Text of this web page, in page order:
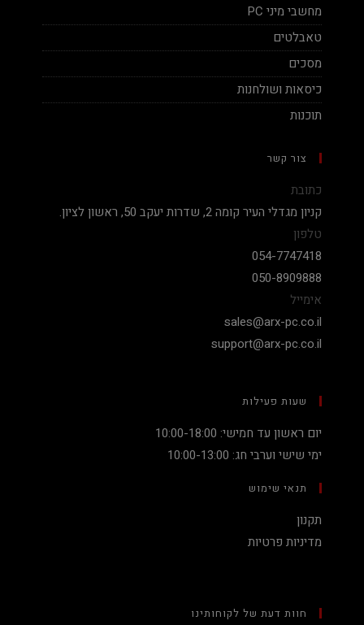
מחשבי מיני PC
טאבלטים
מסכים
כיסאות ושולחנות
תוכנות
צור קשר
כתובת
קניון מגדלי העיר קומה 2, שדרות יעקב 50, ראשון לציון.
טלפון
054-7747418
050-8909888
אימייל
sales@arx-pc.co.il
support@arx-pc.co.il
שעות פעילות
יום ראשון עד חמישי: 10:00-18:00
ימי שישי וערבי חג: 10:00-13:00
תנאי שימוש
תקנון
מדיניות פרטיות
חוות דעת של לקוחותינו